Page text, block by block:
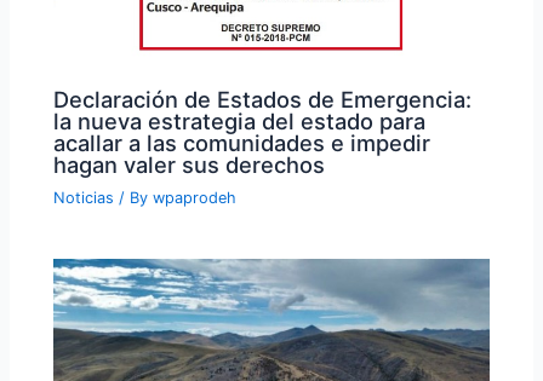
Declaración de Estados de Emergencia:
la nueva estrategia del estado para
acallar a las comunidades e impedir
hagan valer sus derechos
Noticias / Bywpaprodeh